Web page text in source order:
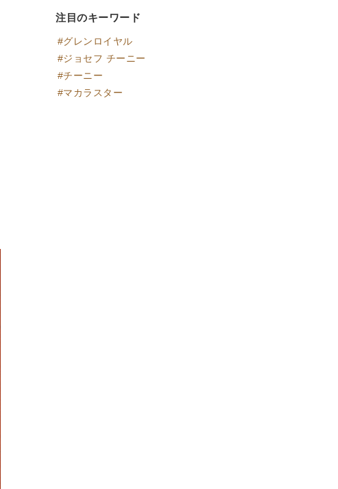
注目のキーワード
グレンロイヤル
ジョセフ チーニー
チーニー
マカラスター